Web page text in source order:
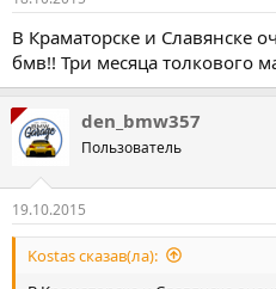
В Краматорске и Славянске
бмв!! Три месяца толкового
den_bmw357
Пользователь
19.10.2015
Kostas сказав(ла):